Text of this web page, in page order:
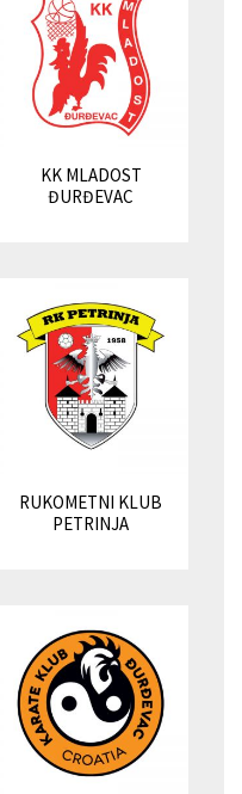
KK MLADOST
ĐURĐEVAC
RUKOMETNI KLUB
PETRINJA